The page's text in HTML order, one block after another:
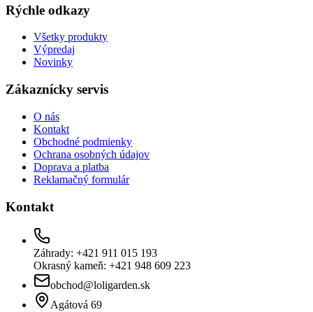
Rýchle odkazy
Všetky produkty
Výpredaj
Novinky
Zákaznícky servis
O nás
Kontakt
Obchodné podmienky
Ochrana osobných údajov
Doprava a platba
Reklamačný formulár
Kontakt
Záhrady: +421 911 015 193
Okrasný kameň: +421 948 609 223
obchod@loligarden.sk
Agátová 69